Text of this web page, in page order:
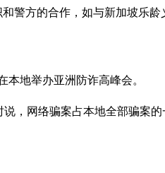
警方的合作，如与新加坡乐
地举办亚洲防诈高峰会。
，网络骗案占本地全部骗案